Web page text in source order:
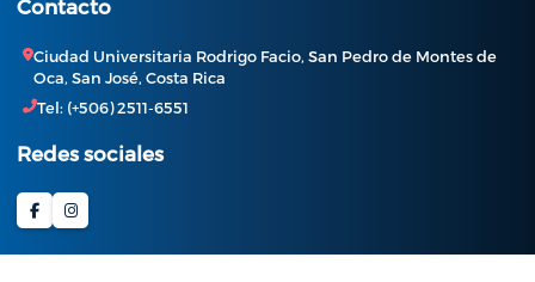
Contacto
Ciudad Universitaria Rodrigo Facio, San Pedro de Montes de
Oca, San José, Costa Rica
Tel: (+506) 2511-6551
Redes sociales